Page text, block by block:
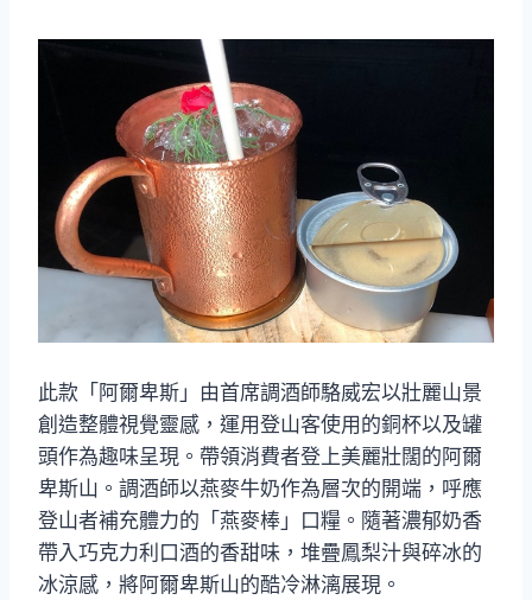
此款「阿爾卑斯」由首席調酒師駱威宏以壯麗山景
創造整體視覺靈感，運用登山客使用的銅杯以及罐
頭作為趣味呈現。帶領消費者登上美麗壯闊的阿爾
卑斯山。調酒師以燕麥牛奶作為層次的開端，呼應
登山者補充體力的「燕麥棒」口糧。隨著濃郁奶香
帶入巧克力利口酒的香甜味，堆疊鳳梨汁與碎冰的
冰涼感，將阿爾卑斯山的酷冷淋漓展現。